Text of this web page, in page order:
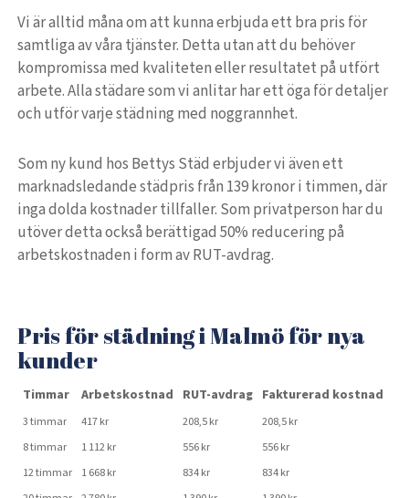
Vi är alltid måna om att kunna erbjuda ett bra pris för
samtliga av våra tjänster. Detta utan att du behöver
kompromissa med kvaliteten eller resultatet på utfört
arbete. Alla städare som vi anlitar har ett öga för detaljer
och utför varje städning med noggrannhet.
Som ny kund hos Bettys Städ erbjuder vi även ett
marknadsledande städpris från 139 kronor i timmen, där
inga dolda kostnader tillfaller. Som privatperson har du
utöver detta också berättigad 50% reducering på
arbetskostnaden i form av RUT-avdrag.
Pris för städning i Malmö för nya
kunder
Timmar Arbetskostnad RUT-avdrag Fakturerad kostnad
3 timmar 417 kr 208,5 kr
208,5 kr
8 timmar
1 112 kr 556 kr
556 kr
12 timmar
1 668 kr 834 kr
834 kr